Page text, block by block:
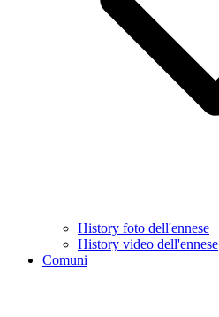
History foto dell'ennese
History video dell'ennese
Comuni